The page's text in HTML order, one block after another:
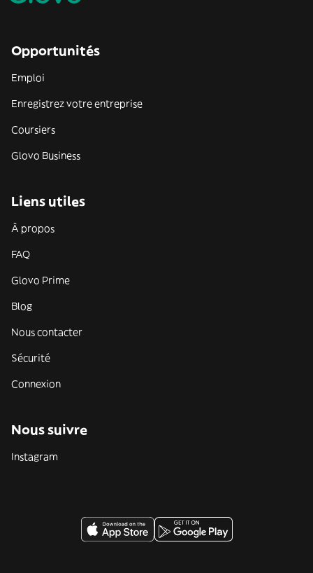
Opportunités
Emploi
Enregistrez votre entreprise
Coursiers
Glovo Business
Liens utiles
À propos
FAQ
Glovo Prime
Blog
Nous contacter
Sécurité
Connexion
Nous suivre
Instagram